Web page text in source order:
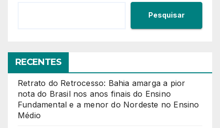
Pesquisar
RECENTES
Retrato do Retrocesso: Bahia amarga a pior
nota do Brasil nos anos finais do Ensino
Fundamental e a menor do Nordeste no Ensino
Médio